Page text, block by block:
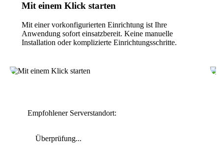
Mit einem Klick starten
Mit einer vorkonfigurierten Einrichtung ist Ihre
Anwendung sofort einsatzbereit. Keine manuelle
Installation oder komplizierte Einrichtungsschritte.
Empfohlener Serverstandort:
Überprüfung...